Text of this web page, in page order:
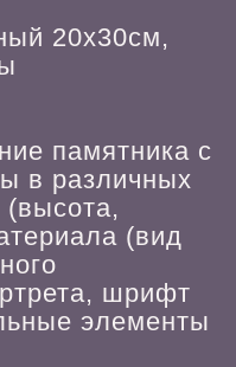
20х30см,
памятника с
в различных
(вид
шрифт
элементы